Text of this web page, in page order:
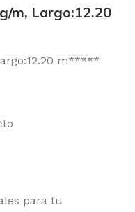
m, Largo:12.20
m*****
para tu